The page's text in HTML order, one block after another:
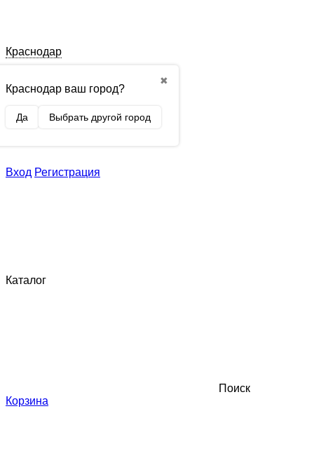
Краснодар
✖
Краснодар ваш город?
Да Выбрать другой город
Вход Регистрация
Каталог
Поиск
Корзина